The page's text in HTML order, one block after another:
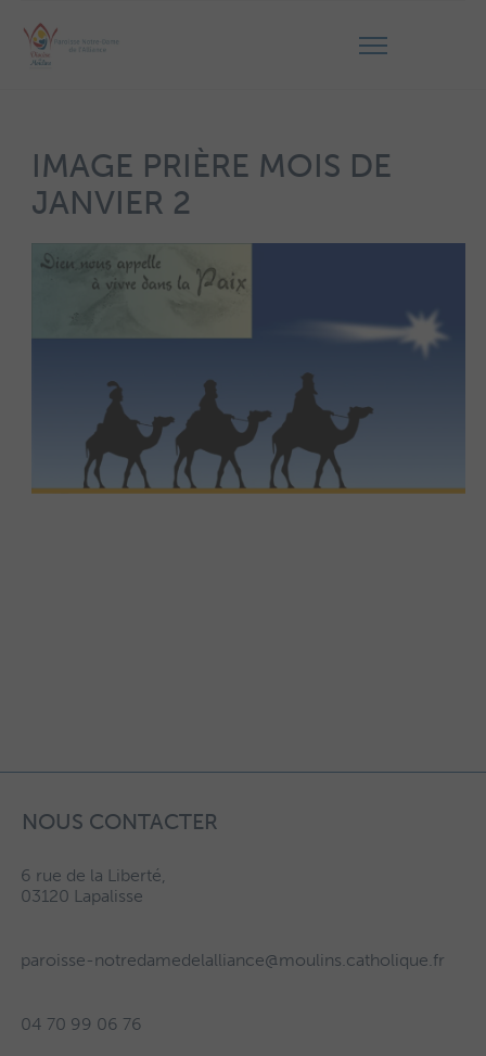
IMAGE PRIÈRE MOIS DE
JANVIER 2
NOUS CONTACTER
6 rue de la Liberté,
03120 Lapalisse
paroisse-notredamedelalliance@moulins.catholique.fr
04 70 99 06 76